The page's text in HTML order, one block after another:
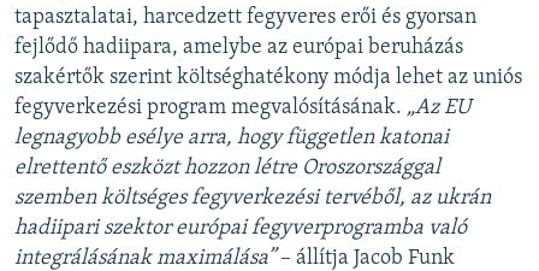
tapasztalatai, harcedzett fegyveres erői és gyorsan
fejlődő hadiipara, amelybe az európai beruházás
szakértők szerint költséghatékony módja lehet az uniós
fegyverkezési program megvalósításának. „Az EU
legnagyobb esélye arra, hogy független katonai
elrettentő eszközt hozzon létre Oroszországgal
szemben költséges fegyverkezési tervéből, az ukrán
hadiipari szektor európai fegyverprogramba való
integrálásának maximálása”– állítja Jacob Funk